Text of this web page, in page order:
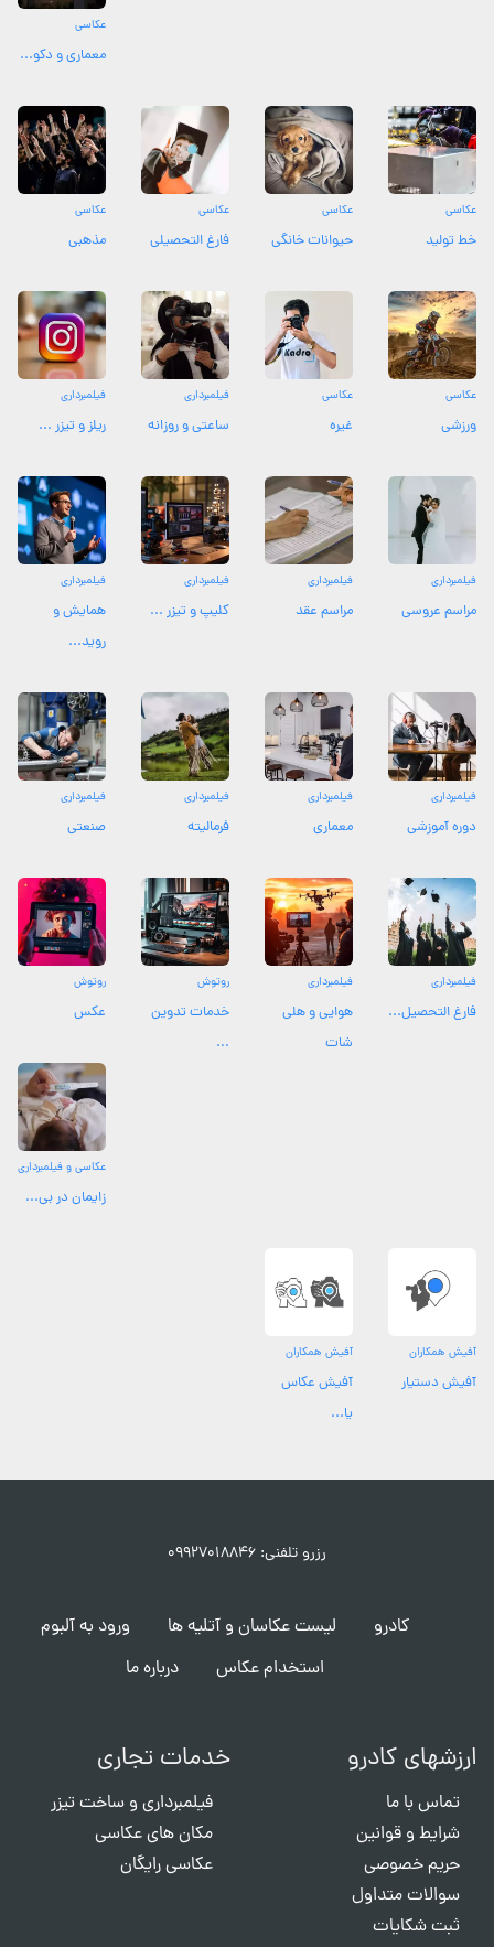
عکاسی
معماری و دکو...
عکاسی
خط تولید
عکاسی
حیوانات خانگی
عکاسی
فارغ التحصیلی
عکاسی
مذهبی
عکاسی
ورزشی
عکاسی
غیره
فیلمبرداری
ساعتی و روزانه
فیلمبرداری
ریلز و تیزر ...
فیلمبرداری
مراسم عروسی
فیلمبرداری
مراسم عقد
فیلمبرداری
کلیپ و تیزر ...
فیلمبرداری
همایش و
روید...
فیلمبرداری
دوره آموزشی
فیلمبرداری
معماری
فیلمبرداری
فرمالیته
فیلمبرداری
صنعتی
فیلمبرداری
فارغ التحصیل...
فیلمبرداری
هوایی و هلی
شات
روتوش
خدمات تدوین
...
روتوش
عکس
عکاسی و فیلمبرداری
زایمان در بی...
آفیش همکاران
آفیش دستیار
آفیش همکاران
آفیش عکاس
یا...
رزرو تلفنی: ۰۹۹۲۷۰۱۸۸۴۶
کادرو لیست عکاسان و آتلیه ها
ورود به آلبوم
استخدام عکاس
درباره ما
ارزشهای کادرو
تماس با ما
شرایط و قوانین
حریم خصوصی
سوالات متداول
ثبت شکایات
خدمات تجاری
فیلمبرداری و ساخت تیزر
مکان های عکاسی
عکاسی رایگان